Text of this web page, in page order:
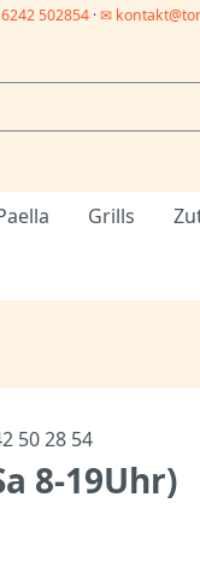
502854·✉
Grills
50 28 54
8-19Uhr)